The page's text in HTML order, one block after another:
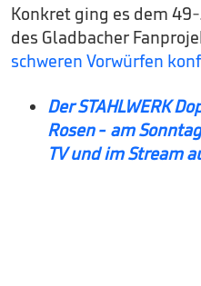
Konkret ging es dem
des Gladbacher
schweren Vorwürfen
Der STAHLWERK
Rosen - am
TV und im Stream